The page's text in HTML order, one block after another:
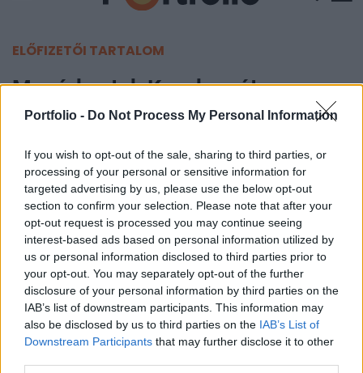
Portfolio - Do Not Process My Personal Information
If you wish to opt-out of the sale, sharing to third parties, or
processing of your personal or sensitive information for
targeted advertising by us, please use the below opt-out
section to confirm your selection. Please note that after your
opt-out request is processed you may continue seeing
interest-based ads based on personal information utilized by
us or personal information disclosed to third parties prior to
your opt-out. You may separately opt-out of the further
disclosure of your personal information by third parties on the
IAB’s list of downstream participants. This information may
also be disclosed by us to third parties on the IAB’s List of
Downstream Participants that may further disclose it to other
ELŐFIZETŐI TARTALOM
Megérkeztek Kecskemétre a
felújított katonai helikopterek
Portfolio
2019. január 08. 09:49
Négy darab nagyjavításon átesett Mi-24-es
érkezett meg Kecskemétre - számol be a
Honvédelem.hu. Ezzel összesen már nyolc darab
felújított Mi-24-est kaptunk vissza
Oroszországtól.
A négy forgószárnyast egy IL-76-os szállította